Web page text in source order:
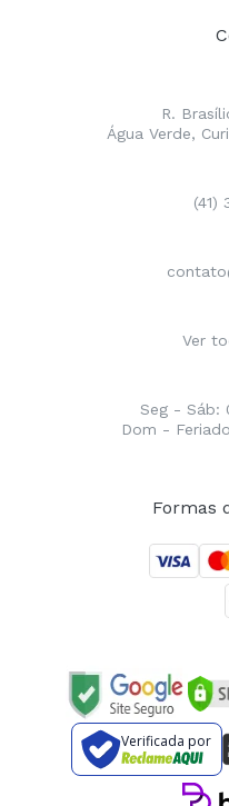
R.
Água Verde,
(41)
Ver
Seg - Sáb:
Dom -
Formas
Verificada por